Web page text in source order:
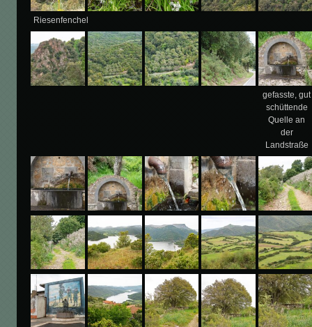
Riesenfenchel
gefasste, gut
schüttende
Quelle an
der
Landstraße